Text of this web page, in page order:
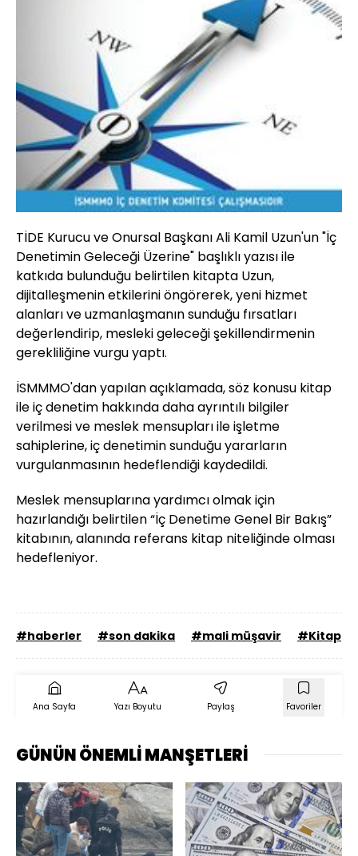
TİDE Kurucu ve Onursal Başkanı Ali Kamil Uzun'un "İç
Denetimin Geleceği Üzerine" başlıklı yazısı ile
katkıda bulunduğu belirtilen kitapta Uzun,
dijitalleşmenin etkilerini öngörerek, yeni hizmet
alanları ve uzmanlaşmanın sunduğu fırsatları
değerlendirip, mesleki geleceği şekillendirmenin
gerekliliğine vurgu yaptı.
İSMMMO'dan yapılan açıklamada, söz konusu kitap
ile iç denetim hakkında daha ayrıntılı bilgiler
verilmesi ve meslek mensupları ile işletme
sahiplerine, iç denetimin sunduğu yararların
vurgulanmasının hedeflendiği kaydedildi.
Meslek mensuplarına yardımcı olmak için
hazırlandığı belirtilen “İç Denetime Genel Bir Bakış”
kitabının, alanında referans kitap niteliğinde olması
hedefleniyor.
#haberler #son dakika #mali müşavir #Kitap
Ana Sayfa Yazı Boyutu Paylaş Favoriler
GÜNÜN ÖNEMLİ MANŞETLERİ